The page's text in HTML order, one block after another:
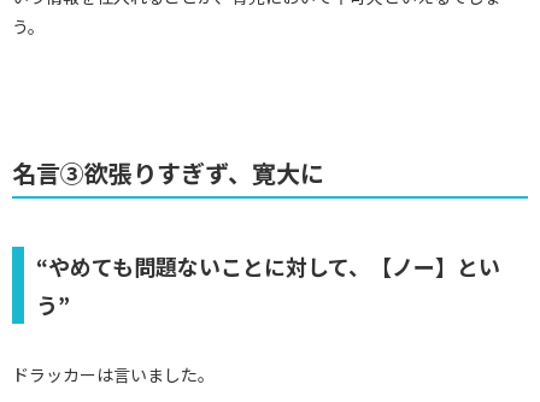
う。
名言③欲張りすぎず、寛大に
“やめても問題ないことに対して、【ノー】とい
う”
ドラッカーは言いました。